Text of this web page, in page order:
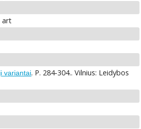
art
variantai. P. 284-304.. Vilnius: Leidybos